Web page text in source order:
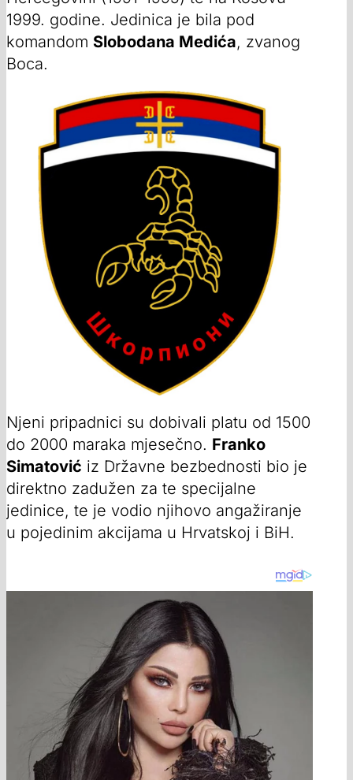
1999. godine. Jedinica je bila pod
komandom Slobodana Medića, zvanog
Boca.
Njeni pripadnici su dobivali platu od 1500
do 2000 maraka mjesečno. Franko
Simatović iz Državne bezbednosti bio je
direktno zadužen za te specijalne
jedinice, te je vodio njihovo angažiranje
u pojedinim akcijama u Hrvatskoj i BiH.